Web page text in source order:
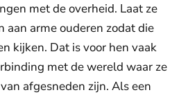
met de overheid. Laat ze
aan arme ouderen zodat die
kijken. Dat is voor hen vaak
met de wereld waar ze
afgesneden zijn. Als een